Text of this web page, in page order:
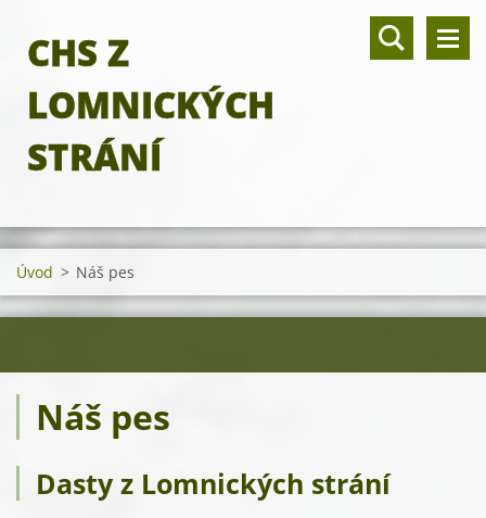
CHS Z
LOMNICKÝCH
STRÁNÍ
Úvod > Náš pes
Náš pes
Dasty z Lomnických strání